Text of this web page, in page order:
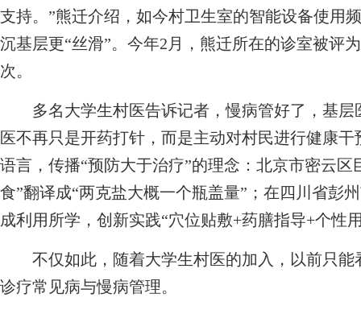
支持。”熊迁介绍，如今村卫生室的智能设备使用
沉基层更“丝滑”。今年2月，熊迁所在的诊室被评
次。
多名大学生村医告诉记者，慢病管好了，基层
医不再只是开药打针，而是主动对村民进行健康
语言，传播“预防大于治疗”的理念：北京市密云
食”翻译成“两克盐大概一个瓶盖量”；在四川省彭
成利用所学，创新实践“穴位贴敷+药膳指导+个
不仅如此，随着大学生村医的加入，以前只能
诊疗常见病与慢病管理。